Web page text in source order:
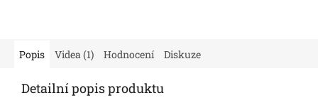
Popis Videa (1) Hodnocení Diskuze
Detailní popis produktu